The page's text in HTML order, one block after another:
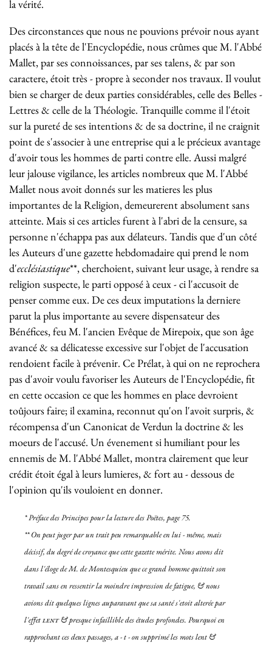
la vérité.
Des circonstances que nous ne pouvions prévoir nous ayant
placés à la tête de l'Encyclopédie, nous crûmes que M. l'Abbé
Mallet, par ses connoissances, par ses talens, & par son
caractere, étoit très - propre à seconder nos travaux. Il voulut
bien se charger de deux parties considérables, celle des Belles -
Lettres & celle de la Théologie. Tranquille comme il l'étoit
sur la pureté de ses intentions & de sa doctrine, il ne craignit
point de s'associer à une entreprise qui a le précieux avantage
d'avoir tous les hommes de parti contre elle. Aussi malgré
leur jalouse vigilance, les articles nombreux que M. l'Abbé
Mallet nous avoit donnés sur les matieres les plus
importantes de la Religion, demeurerent absolument sans
atteinte. Mais si ces articles furent à l'abri de la censure, sa
personne n'échappa pas aux délateurs. Tandis que d'un côté
les Auteurs d'une gazette hebdomadaire qui prend le nom
d'ecclésiastique**, cherchoient, suivant leur usage, à rendre sa
religion suspecte, le parti opposé à ceux - ci l'accusoit de
penser comme eux. De ces deux imputations la derniere
parut la plus importante au severe dispensateur des
Bénéfices, feu M. l'ancien Evêque de Mirepoix, que son âge
avancé & sa délicatesse excessive sur l'objet de l'accusation
rendoient facile à prévenir. Ce Prélat, à qui on ne reprochera
pas d'avoir voulu favoriser les Auteurs de l'Encyclopédie, fit
en cette occasion ce que les hommes en place devroient
toûjours faire; il examina, reconnut qu'on l'avoit surpris, &
récompensa d'un Canonicat de Verdun la doctrine & les
moeurs de l'accusé. Un évenement si humiliant pour les
ennemis de M. l'Abbé Mallet, montra clairement que leur
crédit étoit égal à leurs lumieres, & fort au - dessous de
l'opinion qu'ils vouloient en donner.
* Préface des Principes pour la lecture des Poëtes, page 75.
** On peut juger par un trait peu remarquable en lui - même, mais
décisif, du degré de croyance que cette gazette mérite. Nous avons dit
dans l'éloge de M. de Montesquieu que ce grand hommequittoit son
travail sans en ressentir la moindre impression de fatigue, & nous
avions dit quelques lignes auparavant quesa santé s'etoit alterée par
l'effetlent& presque infaillible des études profondes. Pourquoi en
rapprochant ces deux passages, a - t - on supprimé les motslent &